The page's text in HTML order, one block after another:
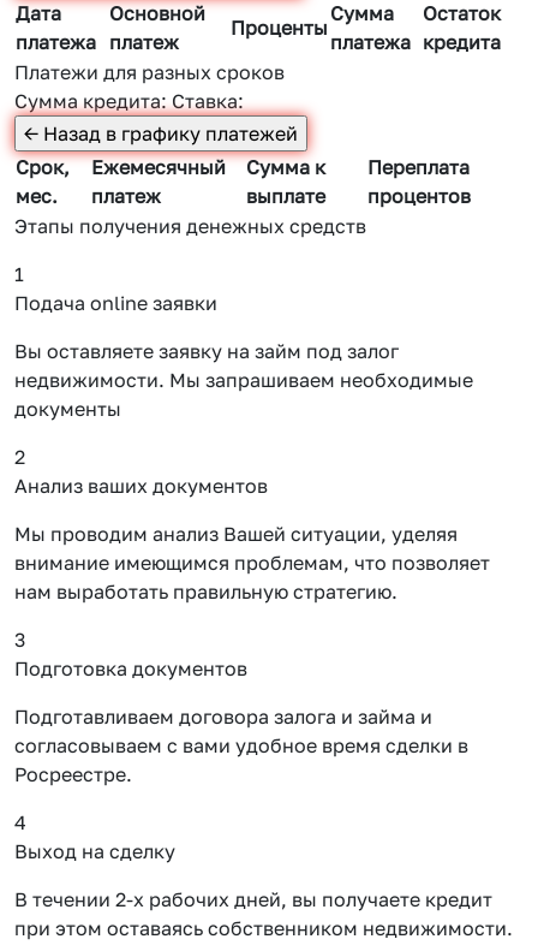
Дата
платежа
Основной
платеж
Проценты
Сумма
платежа
Остаток
кредита
Платежи для разных сроков
Сумма кредита:Ставка:
Срок,
мес.
Ежемесячный
платеж
Сумма к
выплате
Переплата
процентов
Этапы получения денежных средств
1
Подача online заявки
Вы оставляете заявку на займ под залог
недвижимости. Мы запрашиваем необходимые
документы
2
Анализ ваших документов
Мы проводим анализ Вашей ситуации, уделяя
внимание имеющимся проблемам, что позволяет
нам выработать правильную стратегию.
3
Подготовка документов
Подготавливаем договора залога и займа и
согласовываем с вами удобное время сделки в
Росреестре.
4
Выход на сделку
В течении 2-х рабочих дней, вы получаете кредит
при этом оставаясь собственником недвижимости.